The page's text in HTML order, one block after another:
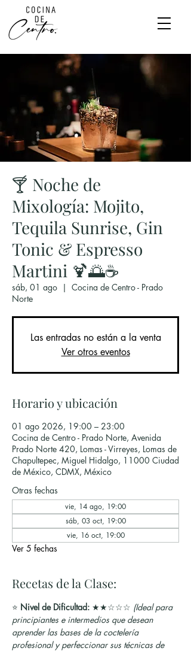
🍸 Noche de
Mixología: Mojito,
Tequila Sunrise, Gin
Tonic & Espresso
Martini 🍹🌅☕
sáb, 01 ago
  |
Cocina de Centro - Prado
Norte
Las entradas no están a la venta
Ver otros eventos
Horario y ubicación
01 ago 2026, 19:00 – 23:00
Cocina de Centro - Prado Norte, Avenida
Prado Norte 420, Lomas - Virreyes, Lomas de
Chapultepec, Miguel Hidalgo, 11000 Ciudad
de México, CDMX, México
Otras fechas
vie, 14 ago, 19:00
sáb, 03 oct, 19:00
vie, 16 oct, 19:00
Ver 5 fechas
Recetas de la Clase:
⭐ Nivel de Dificultad: ★★☆☆☆ (Ideal para
principiantes e intermedios que desean
aprender las bases de la coctelería
profesional y perfeccionar sus técnicas de